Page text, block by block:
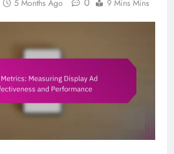
5 Months Ago 9 Mins Mins